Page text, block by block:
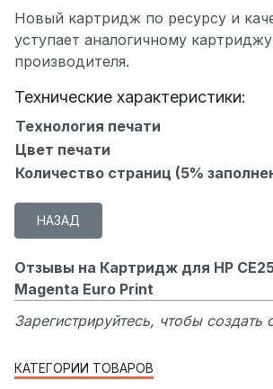
Новый картридж по ресурсу и
уступает аналогичному
производителя.
Технические характеристики:
Технология печати
Цвет печати
Количество страниц (5%
Отзывы на Картридж для HP
Magenta Euro Print
Зарегистрируйтесь, чтобы создать
КАТЕГОРИИ ТОВАРОВ